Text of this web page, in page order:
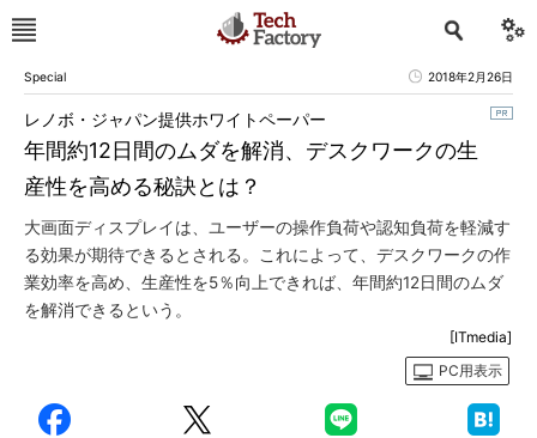
Special 2018年2月26日
年間約12日間のムダを解消、デスクワークの生
産性を高める秘訣とは？
レノボ・ジャパン提供ホワイトペーパー
大画面ディスプレイは、ユーザーの操作負荷や認知負荷を軽減す
る効果が期待できるとされる。これによって、デスクワークの作
業効率を高め、生産性を5％向上できれば、年間約12日間のムダ
を解消できるという。
[ITmedia]
PC用表示